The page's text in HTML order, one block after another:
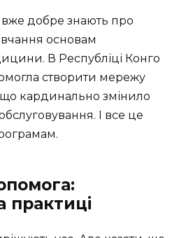
вже добре знають про
основам
В Республіці Конго
створити мережу
кардинально змінило
І все це
практиці